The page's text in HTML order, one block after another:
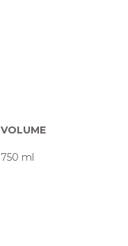
VOLUME
750 ml